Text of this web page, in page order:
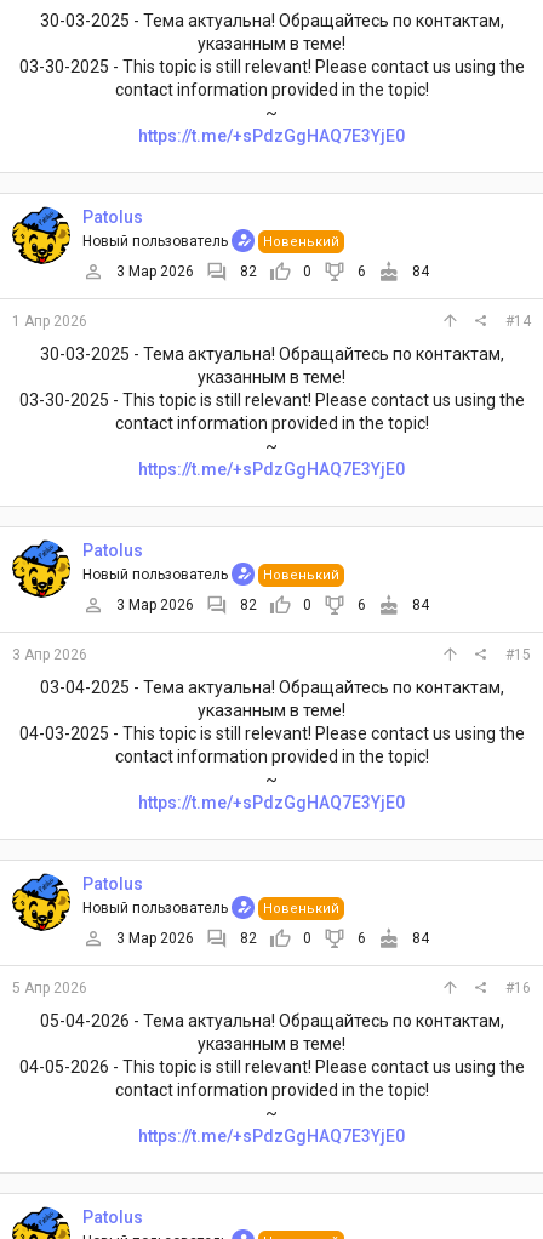
30-03-2025 - Тема актуальна! Обращайтесь по контактам,
указанным в теме!
03-30-2025 - This topic is still relevant! Please contact us using the
contact information provided in the topic!
~
https://t.me/+sPdzGgHAQ7E3YjE0
Patolus
Новый пользователь Новенький
3 Мар 2026 82 0 6 84
1 Апр 2026 #14
30-03-2025 - Тема актуальна! Обращайтесь по контактам,
указанным в теме!
03-30-2025 - This topic is still relevant! Please contact us using the
contact information provided in the topic!
~
https://t.me/+sPdzGgHAQ7E3YjE0
Patolus
Новый пользователь Новенький
3 Мар 2026 82 0 6 84
3 Апр 2026 #15
03-04-2025 - Тема актуальна! Обращайтесь по контактам,
указанным в теме!
04-03-2025 - This topic is still relevant! Please contact us using the
contact information provided in the topic!
~
https://t.me/+sPdzGgHAQ7E3YjE0
Patolus
Новый пользователь Новенький
3 Мар 2026 82 0 6 84
5 Апр 2026 #16
05-04-2026 - Тема актуальна! Обращайтесь по контактам,
указанным в теме!
04-05-2026 - This topic is still relevant! Please contact us using the
contact information provided in the topic!
~
https://t.me/+sPdzGgHAQ7E3YjE0
Patolus